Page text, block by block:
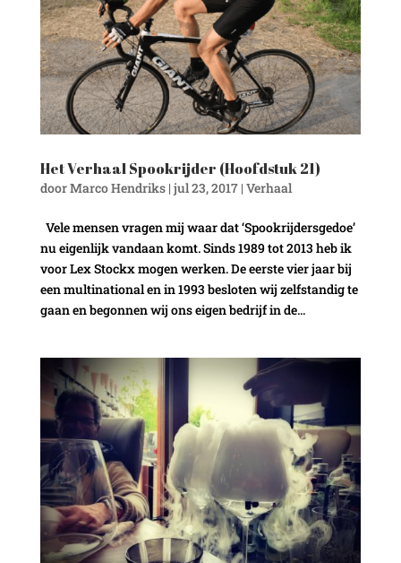
Het Verhaal Spookrijder (Hoofdstuk 21)
doorMarco Hendriks| jul 23, 2017| Verhaal
Vele mensen vragen mij waar dat ‘Spookrijdersgedoe’
nu eigenlijk vandaan komt. Sinds 1989 tot 2013 heb ik
voor Lex Stockx mogen werken. De eerste vier jaar bij
een multinational en in 1993 besloten wij zelfstandig te
gaan en begonnen wij ons eigen bedrijf in de...